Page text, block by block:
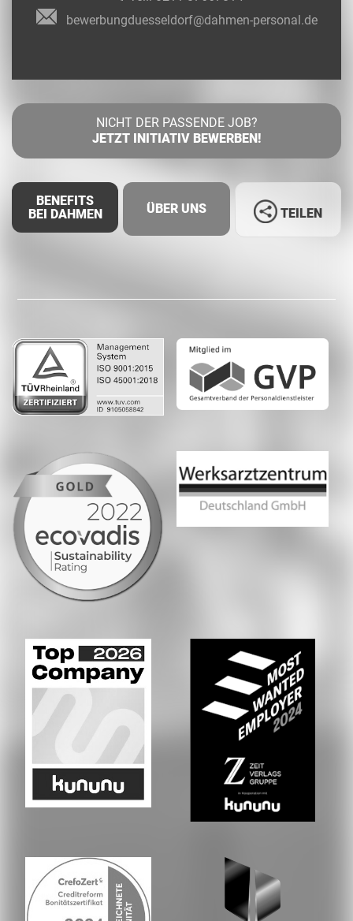
bewerbungduesseldorf@dahmen-personal.de
NICHT DER PASSENDE JOB?
JETZT INITIATIV BEWERBEN!
BENEFITS
BEI DAHMEN
ÜBER UNS
Whatsapp
TEILEN